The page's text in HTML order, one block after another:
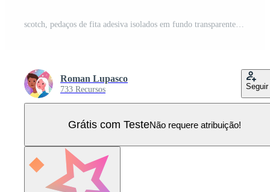
scotch, pedaços de fita adesiva isolados em fundo transparente. Vetor Pro
Roman Lupasco
733 Recursos Seguir
Grátis com TesteNão requere atribuição!